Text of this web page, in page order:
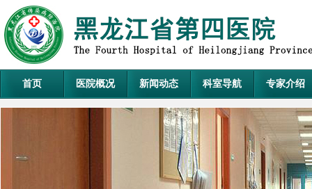
首页 医院概况 新闻动态 科室导航 专家介绍